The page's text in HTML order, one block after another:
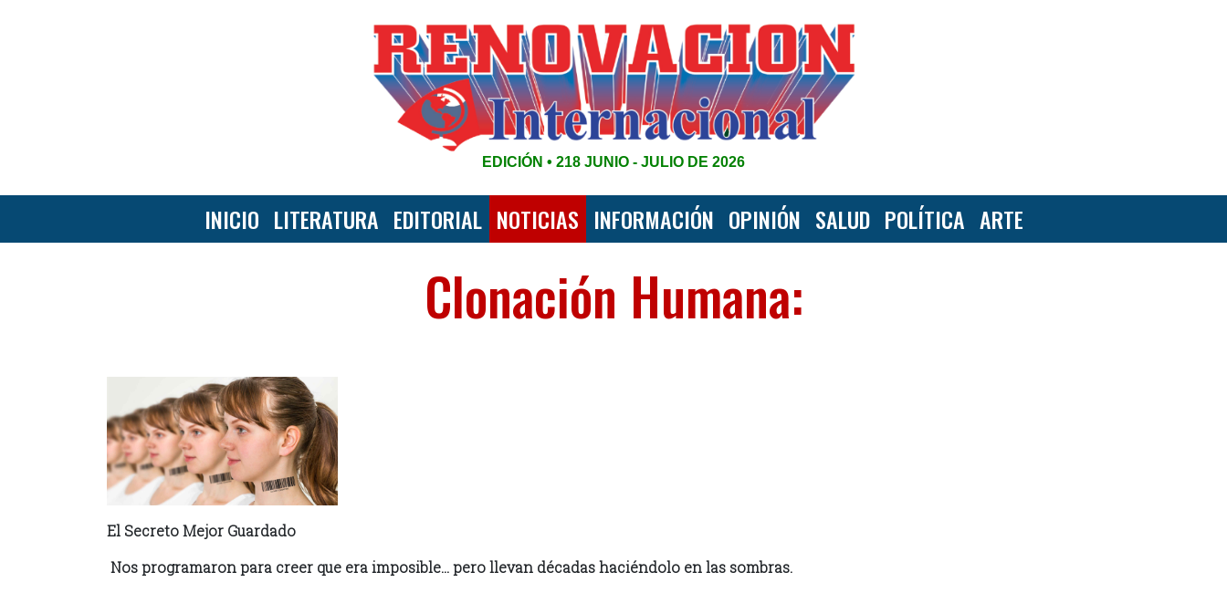
EDICIÓN • 218 JUNIO - JULIO DE 2026
INICIO LITERATURA EDITORIAL NOTICIAS INFORMACIÓN OPINIÓN SALUD POLÍTICA ARTE
Clonación Humana:
El Secreto Mejor Guardado
Nos programaron para creer que era imposible… pero llevan décadas haciéndolo en las sombras.